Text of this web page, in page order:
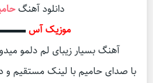
دانلود آهنگ
موزیک آس
آهنگ بسیار زیبای لم دلمو